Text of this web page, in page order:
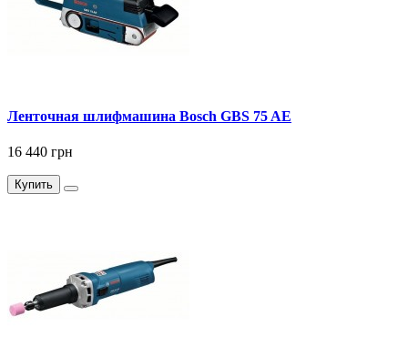
Ленточная шлифмашина Bosch GBS 75 AE
16 440 грн
Купить